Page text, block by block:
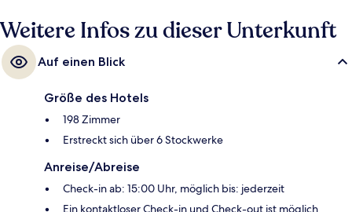
Weitere Infos zu dieser Unterkunft
Auf einen Blick
Größe des Hotels
198 Zimmer
Erstreckt sich über 6 Stockwerke
Anreise/Abreise
Check-in ab: 15:00 Uhr, möglich bis: jederzeit
Ein kontaktloser Check-in und Check-out ist möglich